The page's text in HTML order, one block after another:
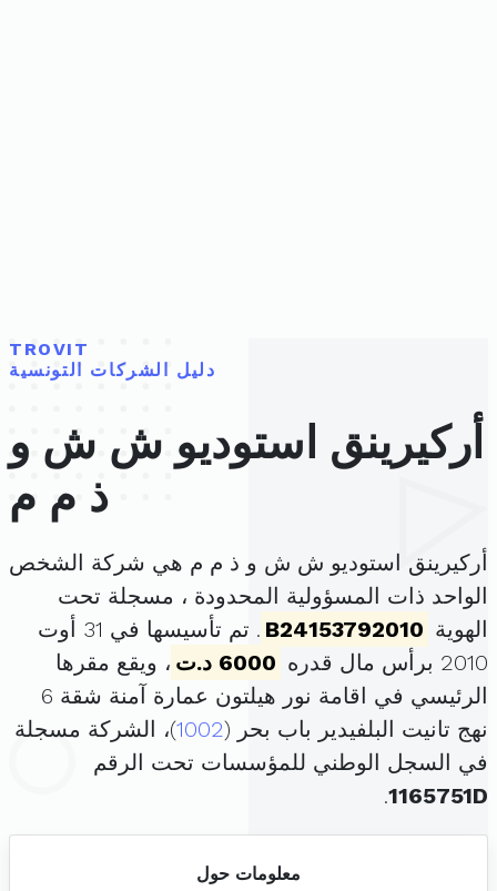
TROVIT
دليل الشركات التونسية
أركيرينق استوديو ش ش و
ذ م م
أركيرينق استوديو ش ش و ذ م م هي شركة الشخص
الواحد ذات المسؤولية المحدودة ، مسجلة تحت
الهوية B24153792010
. تم تأسيسها في 31 أوت
2010 برأس مال قدره
6000 د.ت
، ويقع مقرها
الرئيسي في اقامة نور هيلتون عمارة آمنة شقة 6
نهج تانيت البلفيدير باب بحر (1002)، الشركة مسجلة
في السجل الوطني للمؤسسات تحت الرقم
1165751D
.
معلومات حول